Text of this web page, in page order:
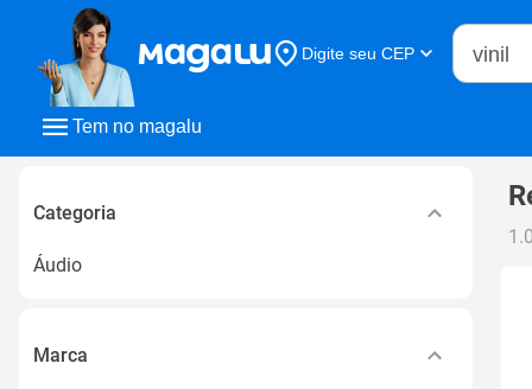
Tem no magalu
Digite seu CEP
Buscar
Categoria
Áudio
Marca